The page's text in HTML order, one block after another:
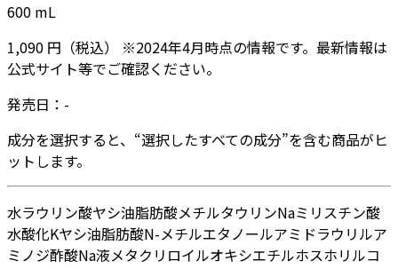
600 mL
1,090 円 （税込） ※2024年4月時点の情報です。最新情報は
公式サイト等でご確認ください。
発売日： -
成分を選択すると、“選択したすべての成分”を含む商品がヒ
ットします。
水ラウリン酸ヤシ油脂肪酸メチルタウリンNaミリスチン酸
水酸化Kヤシ油脂肪酸N-メチルエタノールアミドラウリルア
ミノジ酢酸Na液メタクリロイルオキシエチルホスホリルコ